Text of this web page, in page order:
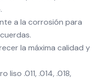
a la corrosión para
la máxima calidad y
.011, .014, .018,